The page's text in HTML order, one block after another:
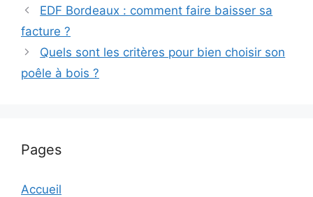
EDF Bordeaux : comment faire baisser sa
facture ?
Quels sont les critères pour bien choisir son
poêle à bois ?
Pages
Accueil